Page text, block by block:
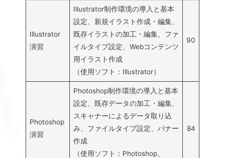
Illustrator
演習
Illustrator制作環境の導入と基本
設定、新規イラスト作成・編集、
既存イラストの加工・編集、ファ
イルタイプ設定、Webコンテンツ
用イラスト作成
（使用ソフト：Illustrator）
90
Photoshop
演習
Photoshop制作環境の導入と基本
設定、既存データの加工・編集、
スキャナーによるデータ取り込
み、ファイルタイプ設定、バナー
作成
（使用ソフト：Photoshop、
84